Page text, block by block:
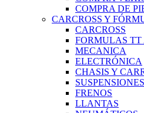
COMPRA DE
CARCROSS Y
CARCROSS
FORMULAS TT
MECANICA
ELECTRÓNICA
CHASIS Y
SUSPENSIONES
FRENOS
LLANTAS